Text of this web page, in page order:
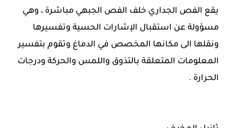
يقع الفص الجداري خلف الفص الجبهي مباشرة ، وهي
مسؤولة عن استقبال الإشارات الحسية وتفسيرها
ونقلها الى مكانها المخصص في الدماغ وتقوم بتفسير
المعلومات المتعلقة بالتذوق واللمس والحركة ودرجات
الحرارة .